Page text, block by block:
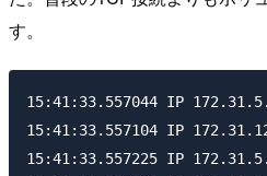
す。
15:41:33.557044 IP
15:41:33.557104 IP
15:41:33.557225 IP